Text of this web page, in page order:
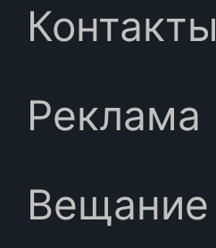
Контакты
Реклама
Вещание